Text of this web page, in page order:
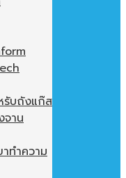
รับถังแก๊ส
จาน
ทำความ